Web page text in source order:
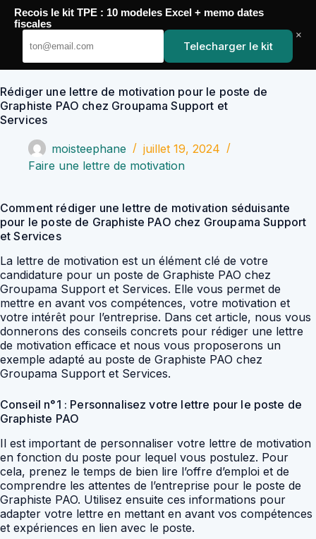
Passer
contenu
YoupiJobs
Rédiger une lettre de motivation pour le poste de
Graphiste PAO chez Groupama Support et
Services
moisteephane
juillet 19, 2024
Faire une lettre de motivation
Comment rédiger une lettre de motivation séduisante
pour le poste de Graphiste PAO chez Groupama Support
et Services
La lettre de motivation est un élément clé de votre
candidature pour un poste de Graphiste PAO chez
Groupama Support et Services. Elle vous permet de
mettre en avant vos compétences, votre motivation et
votre intérêt pour l’entreprise. Dans cet article, nous vous
donnerons des conseils concrets pour rédiger une lettre
de motivation efficace et nous vous proposerons un
exemple adapté au poste de Graphiste PAO chez
Groupama Support et Services.
Conseil n°1 : Personnalisez votre lettre pour le poste de
Graphiste PAO
Il est important de personnaliser votre lettre de motivation
en fonction du poste pour lequel vous postulez. Pour
cela, prenez le temps de bien lire l’offre d’emploi et de
comprendre les attentes de l’entreprise pour le poste de
Graphiste PAO. Utilisez ensuite ces informations pour
adapter votre lettre en mettant en avant vos compétences
et expériences en lien avec le poste.
Recois le kit TPE : 10 modeles Excel + memo dates
fiscales
Telecharger le kit
×